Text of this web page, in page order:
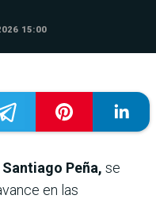
15:00
Peña, se
en las